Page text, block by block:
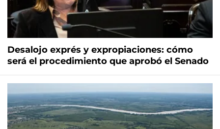
Desalojo exprés y expropiaciones: cómo
será el procedimiento que aprobó el Senado